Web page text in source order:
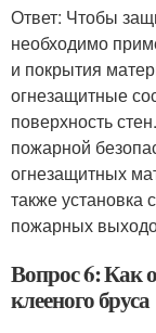
Ответ: Чтобы
необходимо
и покрытия
огнезащитные
поверхность
пожарной
огнезащитных
также установка
пожарных
Вопрос 6: Как
клееного бруса